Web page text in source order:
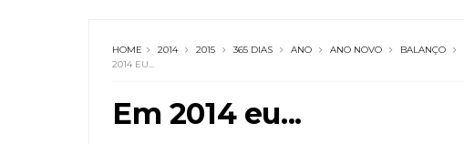
HOME 2014 2015 365 DIAS ANO ANO NOVO BALANÇO
2014 EU...
Em 2014 eu...